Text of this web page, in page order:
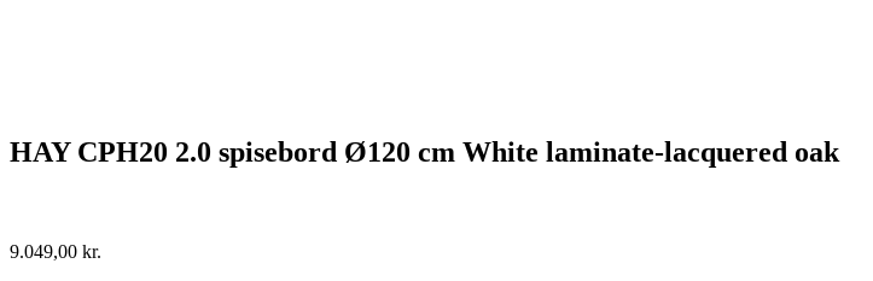
HAY CPH20 2.0 spisebord Ø120 cm White laminate-lacquered oak
9.049,00 kr.